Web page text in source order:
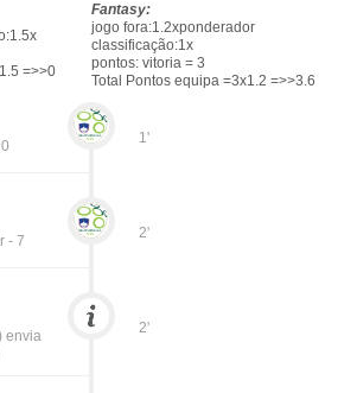
=>>0
Fantasy:
jogo fora:1.2xponderador
classificação:1x
pontos: vitoria = 3
Total Pontos equipa =3x1.2 =>>3.6
1'
2'
- 7
2'
envia